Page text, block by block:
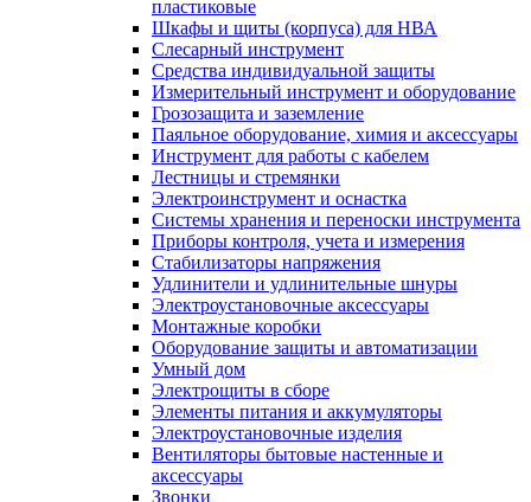
пластиковые
Шкафы и щиты (корпуса) для НВА
Слесарный инструмент
Средства индивидуальной защиты
Измерительный инструмент и оборудование
Грозозащита и заземление
Паяльное оборудование, химия и аксессуары
Инструмент для работы с кабелем
Лестницы и стремянки
Электроинструмент и оснастка
Системы хранения и переноски инструмента
Приборы контроля, учета и измерения
Стабилизаторы напряжения
Удлинители и удлинительные шнуры
Электроустановочные аксессуары
Монтажные коробки
Оборудование защиты и автоматизации
Умный дом
Электрощиты в сборе
Элементы питания и аккумуляторы
Электроустановочные изделия
Вентиляторы бытовые настенные и
аксессуары
Звонки